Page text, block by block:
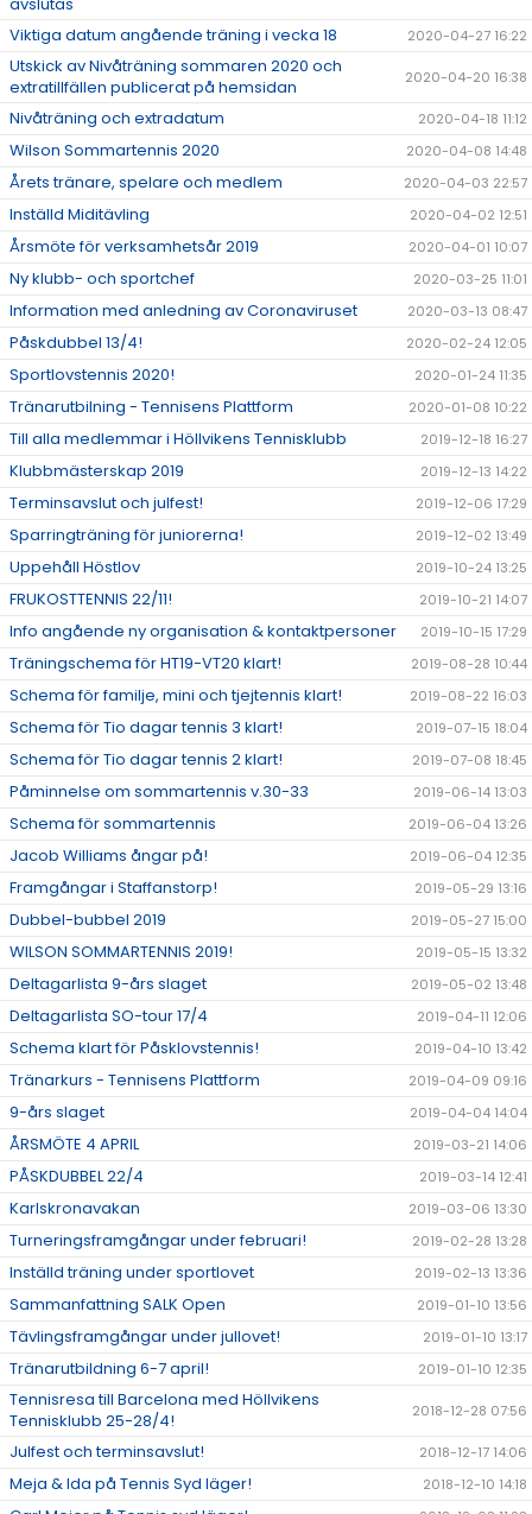
Viktiga datum angående träning i vecka 18 2020-04-27 16:22
Utskick av Nivåträning sommaren 2020 och
extratillfällen publicerat på hemsidan
2020-04-20 16:38
Nivåträning och extradatum 2020-04-18 11:12
Wilson Sommartennis 2020 2020-04-08 14:48
Årets tränare, spelare och medlem 2020-04-03 22:57
Inställd Miditävling 2020-04-02 12:51
Årsmöte för verksamhetsår 2019 2020-04-01 10:07
Ny klubb- och sportchef 2020-03-25 11:01
Information med anledning av Coronaviruset 2020-03-13 08:47
Påskdubbel 13/4! 2020-02-24 12:05
Sportlovstennis 2020! 2020-01-24 11:35
Tränarutbilning - Tennisens Plattform 2020-01-08 10:22
Till alla medlemmar i Höllvikens Tennisklubb 2019-12-18 16:27
Klubbmästerskap 2019 2019-12-13 14:22
Terminsavslut och julfest! 2019-12-06 17:29
Sparringträning för juniorerna! 2019-12-02 13:49
Uppehåll Höstlov 2019-10-24 13:25
FRUKOSTTENNIS 22/11! 2019-10-21 14:07
Info angående ny organisation & kontaktpersoner 2019-10-15 17:29
Träningschema för HT19-VT20 klart! 2019-08-28 10:44
Schema för familje, mini och tjejtennis klart! 2019-08-22 16:03
Schema för Tio dagar tennis 3 klart! 2019-07-15 18:04
Schema för Tio dagar tennis 2 klart! 2019-07-08 18:45
Påminnelse om sommartennis v.30-33 2019-06-14 13:03
Schema för sommartennis 2019-06-04 13:26
Jacob Williams ångar på! 2019-06-04 12:35
Framgångar i Staffanstorp! 2019-05-29 13:16
Dubbel-bubbel 2019 2019-05-27 15:00
WILSON SOMMARTENNIS 2019! 2019-05-15 13:32
Deltagarlista 9-års slaget 2019-05-02 13:48
Deltagarlista SO-tour 17/4 2019-04-11 12:06
Schema klart för Påsklovstennis! 2019-04-10 13:42
Tränarkurs - Tennisens Plattform 2019-04-09 09:16
9-års slaget 2019-04-04 14:04
ÅRSMÖTE 4 APRIL 2019-03-21 14:06
PÅSKDUBBEL 22/4 2019-03-14 12:41
Karlskronavakan 2019-03-06 13:30
Turneringsframgångar under februari! 2019-02-28 13:28
Inställd träning under sportlovet 2019-02-13 13:36
Sammanfattning SALK Open 2019-01-10 13:56
Tävlingsframgångar under jullovet! 2019-01-10 13:17
Tränarutbildning 6-7 april! 2019-01-10 12:35
Tennisresa till Barcelona med Höllvikens
Tennisklubb 25-28/4!
2018-12-28 07:56
Julfest och terminsavslut! 2018-12-17 14:06
Meja & Ida på Tennis Syd läger! 2018-12-10 14:18